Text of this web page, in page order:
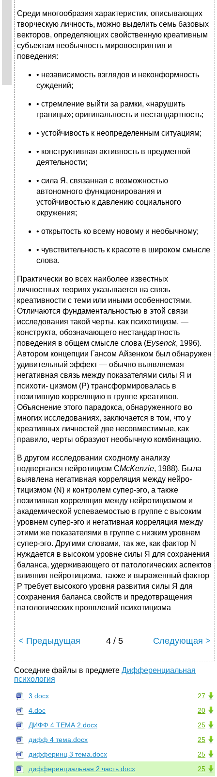
Среди многообразия характеристик, описывающих
творческую личность, можно выделить семь базовых
векторов, определяющих свойственную креативным
субъектам необычность мировосприятия и
поведения:
• независимость взглядов и неконформность
суждений;
• стремление выйти за рамки, «нарушить
границы»; оригинальность и нестандартность;
• устойчивость к неопределенным ситуациям;
• конструктивная активность в предметной
деятельности;
• сила Я, связанная с возможностью
автономного функционирования и
устойчивостью к давлению социального
окружения;
• открытость ко всему новому и необычному;
• чувствительность к красоте в широком смысле
слова.
Практически во всех наиболее известных
личностных теориях указывается на связь
креативности с теми или иными особенностями.
Отличаются фундаментальностью в этой связи
исследования такой черты, как психотицизм, —
конструкта, обозначающего нестандартность
поведения в общем смысле слова (Eysenck, 1996).
Автором концепции Гансом Айзенком был обнаружен
удивительный эффект — обычно выявляемая
негативная связь между показателями силы Я и
психоти- цизмом (Р) трансформировалась в
позитивную корреляцию в группе креативов.
Объяснение этого парадокса, обнаруженного во
многих исследованиях, заключается в том, что у
креативных личностей две несовместимые, как
правило, черты образуют необычную комбинацию.
В другом исследовании сходному анализу
подвергался нейротицизм СMcKenzie, 1988). Была
выявлена негативная корреляция между нейро-
тицизмом (N) и контролем супер-эго, а также
позитивная корреляция между нейротицизмом и
академической успеваемостью в группе с высоким
уровнем супер-эго и негативная корреляция между
этими же показателями в группе с низким уровнем
супер-эго. Другими словами, так же, как фактор N
нуждается в высоком уровне силы Я для сохранения
баланса, удерживающего от патологических аспектов
влияния нейротицизма, также и выраженный фактор
Р требует высокого уровня развития силы Я для
сохранения баланса свойств и предотвращения
патологических проявлений психотицизма
< Предыдущая 4 / 5 Следующая >
Соседние файлы в предмете Дифференциальная
психология
27
3.docx
20
4.doc
25
ДИФФ 4 ТЕМА 2.docx
25
дифф 4 тема.docx
25
дифферинц 3 тема.docx
25
дифферинциальная 2 часть.docx